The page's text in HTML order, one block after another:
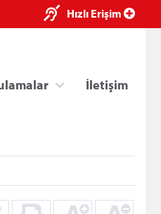
Hızlı Erişim
İletişim
×